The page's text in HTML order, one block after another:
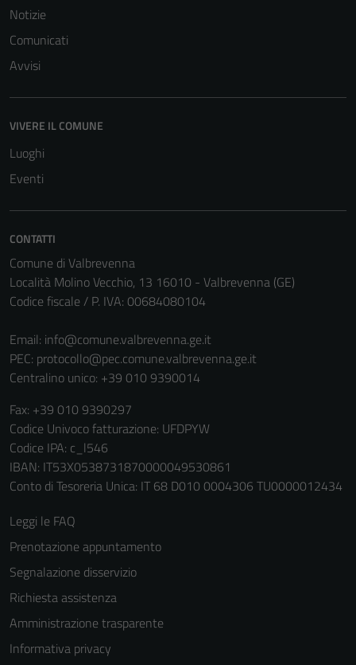
Notizie
Comunicati
Avvisi
VIVERE IL COMUNE
Luoghi
Eventi
CONTATTI
Comune di Valbrevenna
Località Molino Vecchio, 13 16010 - Valbrevenna (GE)
Codice fiscale / P. IVA: 00684080104
Email: info@comune.valbrevenna.ge.it
PEC: protocollo@pec.comune.valbrevenna.ge.it
Centralino unico: +39 010 9390014
Fax: +39 010 9390297
Codice Univoco fatturazione: UFDPYW
Codice IPA: c_l546
IBAN: IT53X0538731870000049530861
Conto di Tesoreria Unica: IT 68 D010 0004306 TU0000012434
Leggi le FAQ
Prenotazione appuntamento
Segnalazione disservizio
Richiesta assistenza
Amministrazione trasparente
Informativa privacy
del sito e non
Questi cookie
non raccolgono
personali.
Questi cookie
impostati da
una serie di